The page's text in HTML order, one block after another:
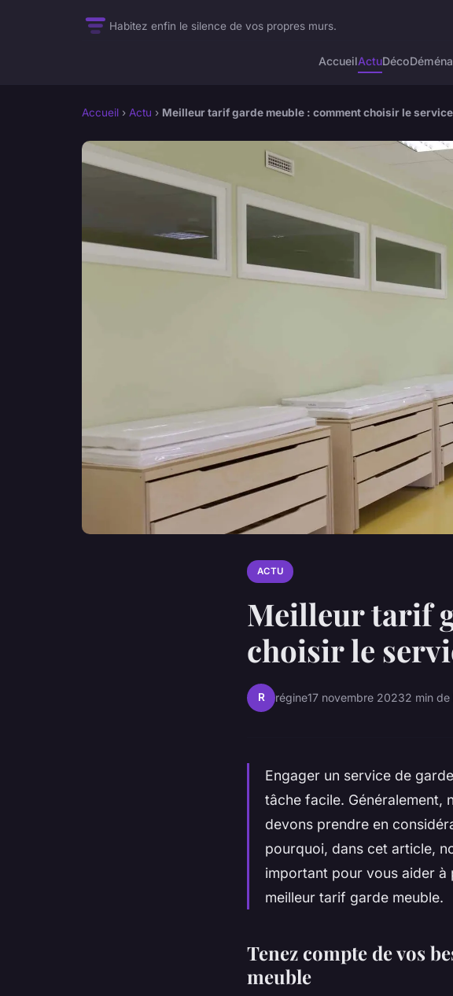
Habitez enfin le silence de vos propres murs.
AccueilActuDéco
Accueil › Actu › Meilleur tarif garde meuble : comment choisir le
ACTU
Meilleur tarif
choisir le
R régine17 novembre 20232 min
Engager un service de
tâche facile. Généralement,
devons prendre en
pourquoi, dans cet article,
important pour vous aider à
meilleur tarif garde meuble.
Tenez compte de vos
meuble